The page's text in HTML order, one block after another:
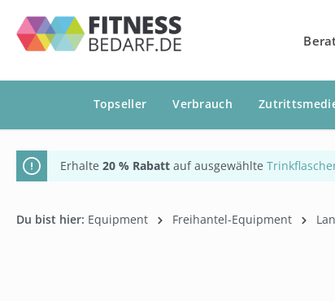
Zur Hauptnavigation springen
Topseller Verbrauch
Erhalte 20 % Rabatt auf ausgewählte
Du bist hier: Equipment Freihantel-Equipment